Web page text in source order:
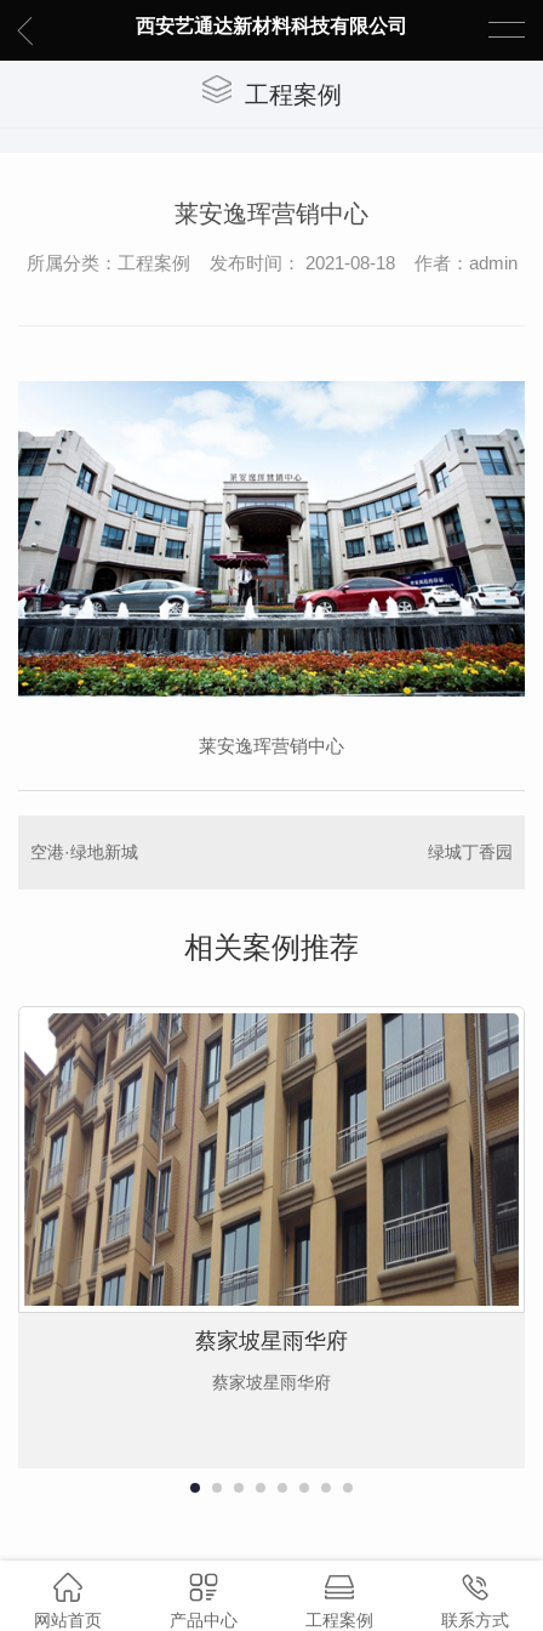
西安艺通达新材料科技有限公司
工程案例
莱安逸珲营销中心
所属分类：工程案例 发布时间： 2021-08-18 作者：admin
莱安逸珲营销中心
空港·绿地新城 绿城丁香园
相关案例推荐
蔡家坡星雨华府
蔡家坡星雨华府
网站首页 产品中心 工程案例 联系方式